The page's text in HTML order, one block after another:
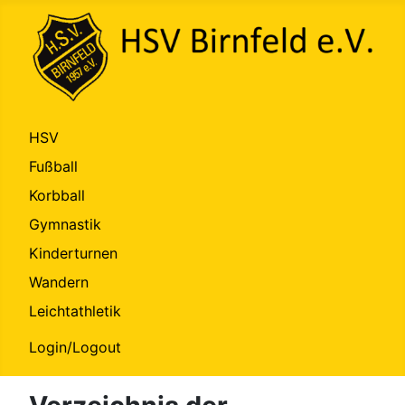
HSV
Fußball
Korbball
Gymnastik
Kinderturnen
Wandern
Leichtathletik
Login/Logout